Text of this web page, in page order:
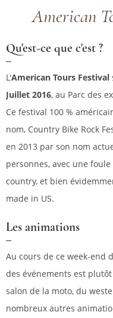
American
Qu'est-ce que c'est ?
L'American Tours Festival
Juillet 2016, au Parc des
Ce festival 100 %
nom, Country Bike Rock
en 2013 par son nom
personnes, avec une
country, et bien
made in US.
Les animations
Au cours de ce week-end
des événements est
salon de la moto, du
nombreux autres